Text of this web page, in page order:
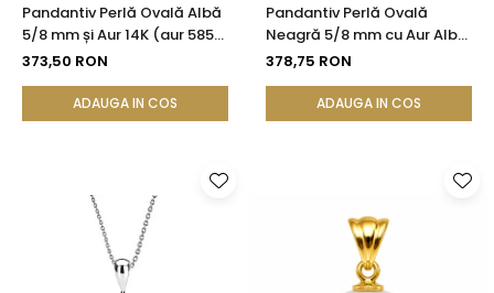
Pandantiv Perlă Ovală Albă
5/8 mm și Aur 14K (aur 585) |
KASKADDA®
373,50 RON
ADAUGA IN COS
Pandantiv Perlă Ovală
Neagră 5/8 mm cu Aur Alb
14K (aur 585)
378,75 RON
ADAUGA IN COS